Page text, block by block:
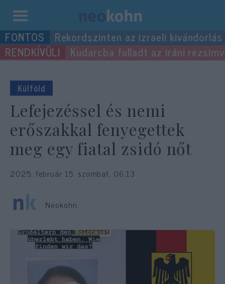
Kilépés
a
tartalomba
Rekordszinten az izraeli kivándorlás
Kudarcba fulladt az iráni
Külföld
Lefejezéssel és nemi
erőszakkal fenyegettek
meg egy fiatal zsidó nőt
2025. február 15. szombat, 06:13
Neokohn